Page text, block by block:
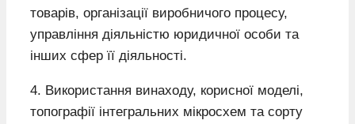
товарів, організації виробничого процесу,
управління діяльністю юридичної особи та
інших сфер її діяльності.
4. Використання винаходу, корисної моделі,
топографії інтегральних мікросхем та сорту